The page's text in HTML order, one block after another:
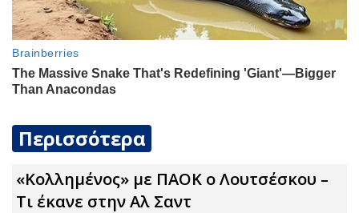
Περισσότερα
«Κολλημένος» με ΠΑΟΚ ο Λουτσέσκου –
Τι έκανε στην Αλ Σαντ